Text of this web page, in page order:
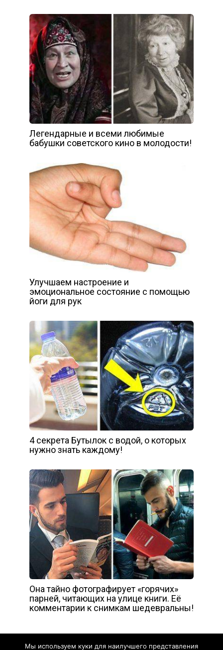
Легендарные и всеми любимые
бабушки советского кино в молодости!
Улучшаем настроение и
эмоциональное состояние с помощью
йоги для рук
4 секрета Бутылок с водой, о которых
нужно знать каждому!
Она тайно фотографирует «горячих»
парней, читающих на улице книги. Её
комментарии к снимкам шедевральны!
Мы используем куки для наилучшего представления